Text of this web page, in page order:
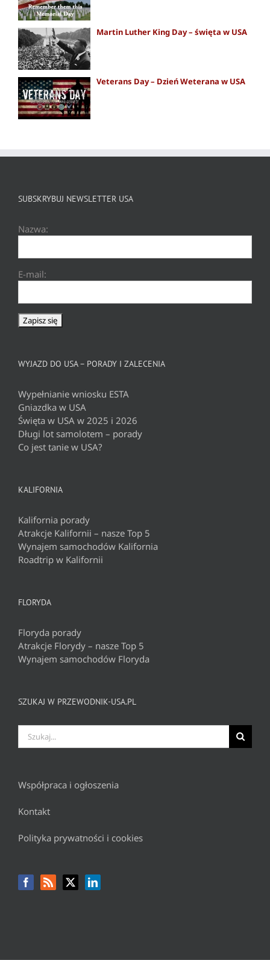
Martin Luther King Day – święta w USA
Veterans Day – Dzień Weterana w USA
SUBSKRYBUJ NEWSLETTER USA
Nazwa:
E-mail:
WYJAZD DO USA – PORADY I ZALECENIA
Wypełnianie wniosku ESTA
Gniazdka w USA
Święta w USA w 2025 i 2026
Długi lot samolotem – porady
Co jest tanie w USA?
KALIFORNIA
Kalifornia porady
Atrakcje Kalifornii – nasze Top 5
Wynajem samochodów Kalifornia
Roadtrip w Kalifornii
FLORYDA
Floryda porady
Atrakcje Florydy – nasze Top 5
Wynajem samochodów Floryda
SZUKAJ W PRZEWODNIK-USA.PL
Szukaj
Współpraca i ogłoszenia
Kontakt
Polityka prywatności i cookies